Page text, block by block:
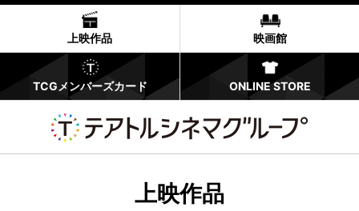
上映作品 映画館
TCGメンバーズカード ONLINE STORE
上映作品